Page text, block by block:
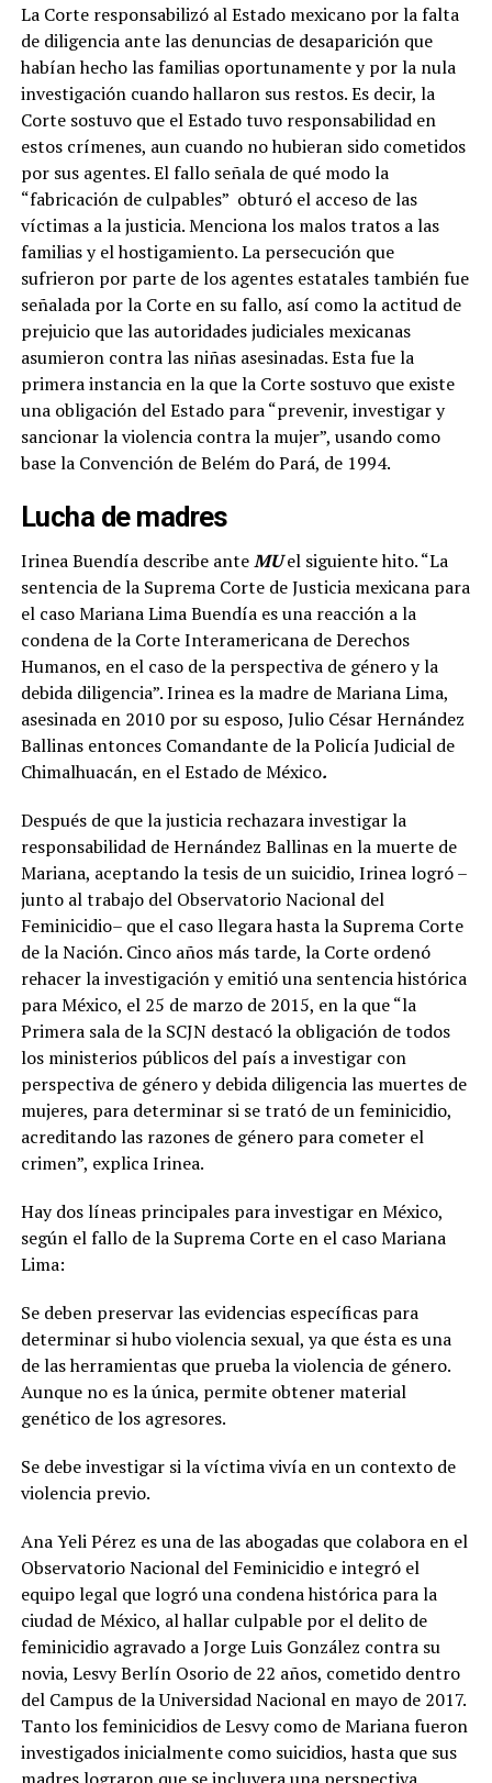
La Corte responsabilizó al Estado mexicano por la falta
de diligencia ante las denuncias de desaparición que
habían hecho las familias oportunamente y por la nula
investigación cuando hallaron sus restos. Es decir, la
Corte sostuvo que el Estado tuvo responsabilidad en
estos crímenes, aun cuando no hubieran sido cometidos
por sus agentes. El fallo señala de qué modo la
“fabricación de culpables” obturó el acceso de las
víctimas a la justicia. Menciona los malos tratos a las
familias y el hostigamiento. La persecución que
sufrieron por parte de los agentes estatales también fue
señalada por la Corte en su fallo, así como la actitud de
prejuicio que las autoridades judiciales mexicanas
asumieron contra las niñas asesinadas. Esta fue la
primera instancia en la que la Corte sostuvo que existe
una obligación del Estado para “prevenir, investigar y
sancionar la violencia contra la mujer”, usando como
base la Convención de Belém do Pará, de 1994.
Lucha de madres
Irinea Buendía describe anteMUel siguiente hito. “La
sentencia de la Suprema Corte de Justicia mexicana para
el caso Mariana Lima Buendía es una reacción a la
condena de la Corte Interamericana de Derechos
Humanos, en el caso de la perspectiva de género y la
debida diligencia”. Irinea es la madre de Mariana Lima,
asesinada en 2010 por su esposo, Julio César Hernández
Ballinas entonces Comandante de la Policía Judicial de
Chimalhuacán, en el Estado de México.
Después de que la justicia rechazara investigar la
responsabilidad de Hernández Ballinas en la muerte de
Mariana, aceptando la tesis de un suicidio, Irinea logró –
junto al trabajo del Observatorio Nacional del
Feminicidio– que el caso llegara hasta la Suprema Corte
de la Nación. Cinco años más tarde, la Corte ordenó
rehacer la investigación y emitió una sentencia histórica
para México, el 25 de marzo de 2015, en la que “la
Primera sala de la SCJN destacó la obligación de todos
los ministerios públicos del país a investigar con
perspectiva de género y debida diligencia las muertes de
mujeres, para determinar si se trató de un feminicidio,
acreditando las razones de género para cometer el
crimen”, explica Irinea.
Hay dos líneas principales para investigar en México,
según el fallo de la Suprema Corte en el caso Mariana
Lima:
Se deben preservar las evidencias específicas para
determinar si hubo violencia sexual, ya que ésta es una
de las herramientas que prueba la violencia de género.
Aunque no es la única, permite obtener material
genético de los agresores.
Se debe investigar si la víctima vivía en un contexto de
violencia previo.
Ana Yeli Pérez es una de las abogadas que colabora en el
Observatorio Nacional del Feminicidio e integró el
equipo legal que logró una condena histórica para la
ciudad de México, al hallar culpable por el delito de
feminicidio agravado a Jorge Luis González contra su
novia, Lesvy Berlín Osorio de 22 años, cometido dentro
del Campus de la Universidad Nacional en mayo de 2017.
Tanto los feminicidios de Lesvy como de Mariana fueron
investigados inicialmente como suicidios, hasta que sus